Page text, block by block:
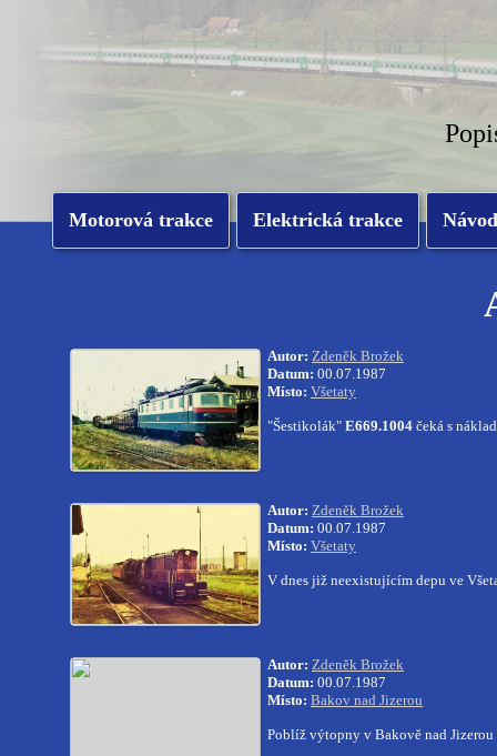
Motorová trakce Elektrická trakce
Autor: Zdeněk Brožek
Datum: 00.07.1987
Místo: Všetaty
"Šestikolák" E669.1004 čeká s
Autor: Zdeněk Brožek
Datum: 00.07.1987
Místo: Všetaty
V dnes již neexistujícím depu ve
Autor: Zdeněk Brožek
Datum: 00.07.1987
Místo: Bakov nad Jizerou
Poblíž výtopny v Bakově nad